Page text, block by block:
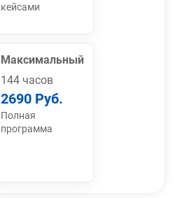
кейсами
Максимальный
144 часов
2690 Руб.
Полная
программа